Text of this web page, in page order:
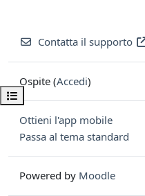
Apri indice del corso
Contatta il supporto
Ospite (Accedi)
Ottieni l'app mobile
Passa al tema standard
Powered by Moodle